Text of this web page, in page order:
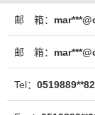
邮 箱：
邮 箱：
Tel：